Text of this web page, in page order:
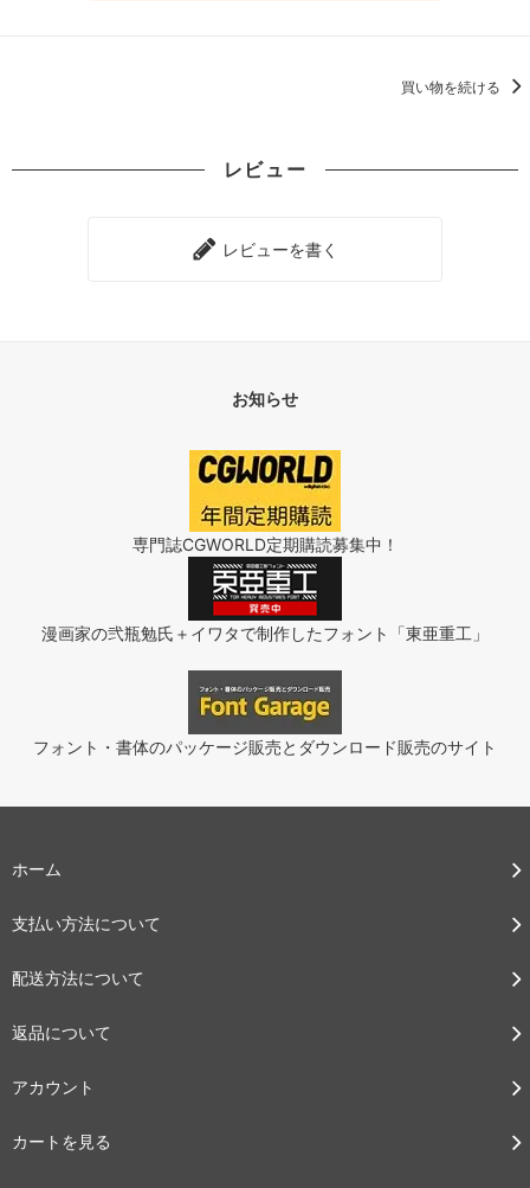
買い物を続ける
レビュー
レビューを書く
お知らせ
専門誌CGWORLD定期購読募集中！
漫画家の弐瓶勉氏＋イワタで制作したフォント「東亜重工」
フォント・書体のパッケージ販売とダウンロード販売のサイト
ホーム
支払い方法について
配送方法について
返品について
アカウント
カートを見る